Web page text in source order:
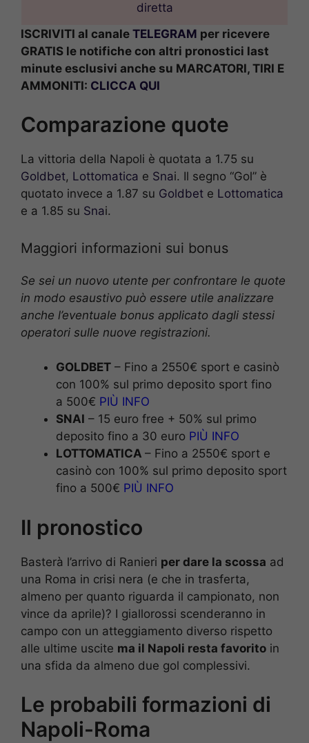
diretta
ISCRIVITI al canale TELEGRAM per ricevere
GRATIS le notifiche con altri pronostici last
minute esclusivi anche su MARCATORI, TIRI E
AMMONITI: CLICCA QUI
Comparazione quote
La vittoria della Napoli è quotata a 1.75 su
Goldbet, Lottomatica e Snai. Il segno “Gol” è
quotato invece a 1.87 su Goldbet e Lottomatica
e a 1.85 su Snai.
Maggiori informazioni sui bonus
Se sei un nuovo utente per confrontare le quote
in modo esaustivo può essere utile analizzare
anche l’eventuale bonus applicato dagli stessi
operatori sulle nuove registrazioni.
GOLDBET – Fino a 2550€ sport e casinò
con 100% sul primo deposito sport fino
a 500€ PIÙ INFO
SNAI – 15 euro free + 50% sul primo
deposito fino a 30 euro PIÙ INFO
LOTTOMATICA – Fino a 2550€ sport e
casinò con 100% sul primo deposito sport
fino a 500€ PIÙ INFO
Il pronostico
Basterà l’arrivo di Ranieri per dare la scossa ad
una Roma in crisi nera (e che in trasferta,
almeno per quanto riguarda il campionato, non
vince da aprile)? I giallorossi scenderanno in
campo con un atteggiamento diverso rispetto
alle ultime uscite ma il Napoli resta favorito in
una sfida da almeno due gol complessivi.
Le probabili formazioni di
Napoli-Roma